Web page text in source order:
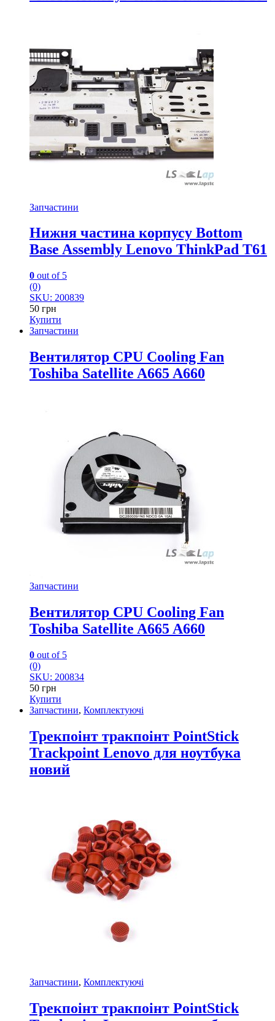
Запчастини
Нижня частина корпусу Bottom
Base Assembly Lenovo ThinkPad T61
0 out of 5
(0)
SKU: 200839
50 грн
Купити
Запчастини
Вентилятор CPU Cooling Fan
Toshiba Satellite A665 A660
Запчастини
Вентилятор CPU Cooling Fan
Toshiba Satellite A665 A660
0 out of 5
(0)
SKU: 200834
50 грн
Купити
Запчастини, Комплектуючі
Трекпоінт тракпоінт PointStick
Trackpoint Lenovo для ноутбука
новий
Запчастини, Комплектуючі
Трекпоінт тракпоінт PointStick